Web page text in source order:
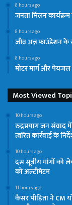
8 hours ago
जनता मिलन
8 hours ago
जीव अन्न फाउंडेशन के
8 hours ago
मोटर मार्ग और पेयजल
Most Viewed
10 hours ago
रुद्रप्रयाग जन संवाद
त्वरित कार्रवाई के
10 hours ago
दस सूत्रीय मांगों को
को अल्टीमेटम
11 hours ago
कैंसर पीड़िता ने CM